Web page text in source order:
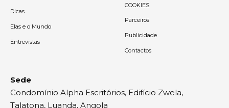
Dicas
Elas e o Mundo
Entrevistas
COOKIES
Parceiros
Publicidade
Contactos
Sede
Condomínio Alpha Escritórios, Edifício Zwela,
Talatona, Luanda, Angola